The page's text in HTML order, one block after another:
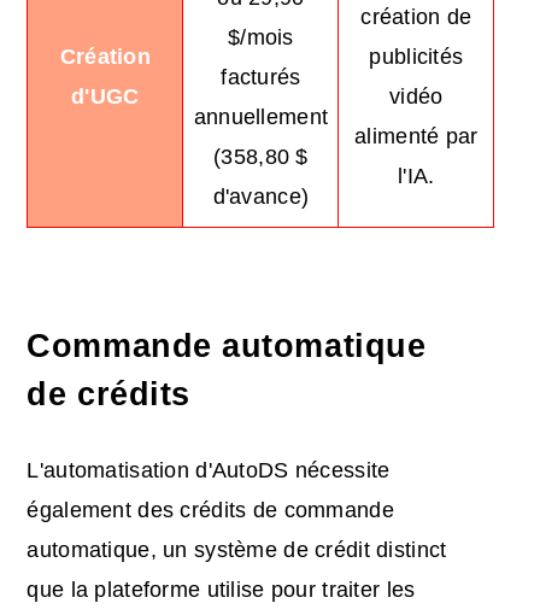
Création
d'UGC
$/mois
facturés
annuellement
(358,80 $
d'avance)
création de
publicités
vidéo
alimenté par
l'IA.
Commande automatique
de crédits
L'automatisation d'AutoDS nécessite
également des crédits de commande
automatique, un système de crédit distinct
que la plateforme utilise pour traiter les